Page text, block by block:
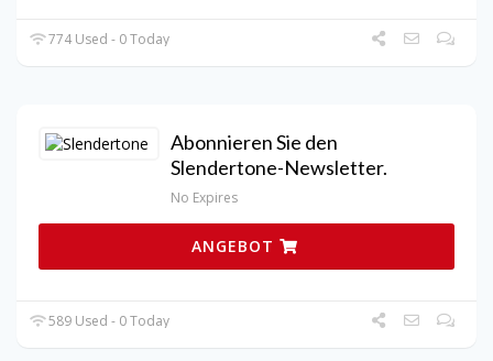
774 Used - 0 Today
Abonnieren Sie den
Slendertone-Newsletter.
No Expires
ANGEBOT
589 Used - 0 Today